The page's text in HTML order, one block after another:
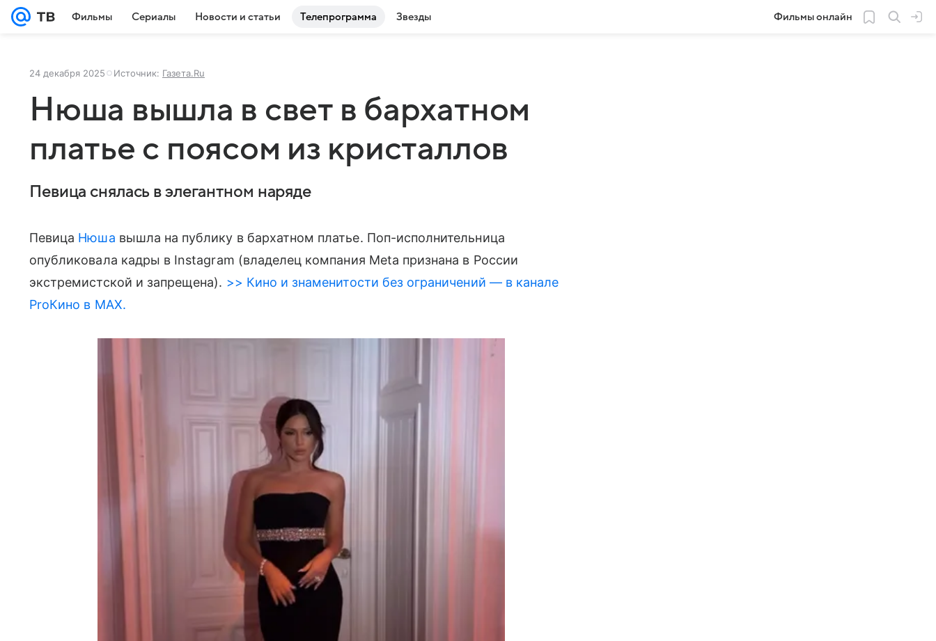
Фильмы Сериалы Новости и статьи Телепрограмма Звезды Фильмы онлайн
24 декабря 2025 Источник: Газета.Ru
Нюша вышла в свет в бархатном
платье с поясом из кристаллов
Певица снялась в элегантном наряде
Певица Нюша вышла на публику в бархатном платье. Поп-исполнительница
опубликовала кадры в Instagram (владелец компания Meta признана в России
экстремистской и запрещена). >> Кино и знаменитости без ограничений — в канале
ProКино в MAX.